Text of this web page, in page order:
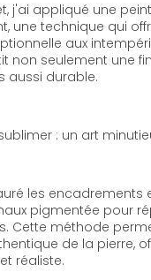
j'ai appliqué une
une technique qui
aux
non seulement une
aussi durable.
: un art
les encadrements
pigmentée pour
Cette méthode
de la pierre,
réaliste.